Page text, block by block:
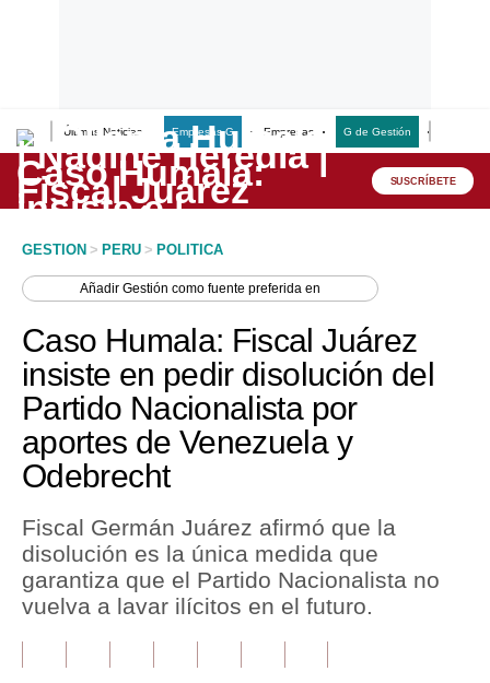
Últimas Noticias Empresas G Empresas G de Gestión
Lo último
Peru Quiosco
Economía
Mercados
Perú
Política
Tu Dinero
Finanzas Personales
Inmobiliarias
SUSCRÍBETE
GESTION > PERU > POLITICA
AñadirGestión como fuente preferida en
Caso Humala: Fiscal Juárez
insiste en pedir disolución del
Partido Nacionalista por
aportes de Venezuela y
Odebrecht
Fiscal Germán Juárez afirmó que la
disolución es la única medida que
garantiza que el Partido Nacionalista no
vuelva a lavar ilícitos en el futuro.